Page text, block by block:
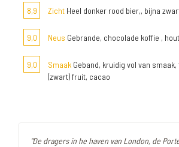
8,9
Zicht Heel donker rood bier,, bijna
9,0 Neus Gebrande, chocolade koffie , hout
9,0 Smaak Geband, kruidig vol van
(zwart) fruit, cacao
"De dragers in he haven van London, de